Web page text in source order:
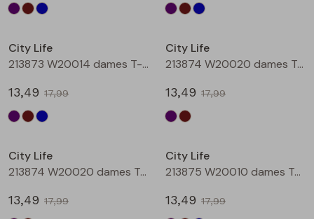
City Life
213873 W20014 dames T-shirt km Petrol
13,49 17,99
City Life
213874 W20020 dames T-shirt km Aubergine
13,49 17,99
City Life
213874 W20020 dames T-shirt km Bruin
13,49 17,99
City Life
213875 W20010 dames T-shirt km Aubergine
13,49 17,99